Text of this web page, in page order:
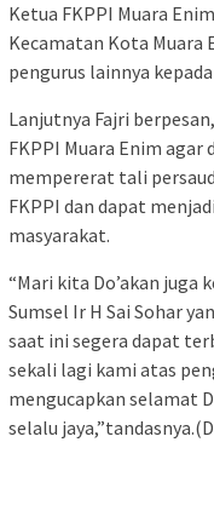
Ketua FKPPI Muara
Kecamatan Kota Muara
pengurus lainnya
Lanjutnya Fajri
FKPPI Muara Enim
mempererat tali
FKPPI dan dapat
masyarakat.
“Mari kita Do’akan juga
Sumsel Ir H Sai Sohar
saat ini segera dapat
sekali lagi kami atas
mengucapkan selamat
selalu